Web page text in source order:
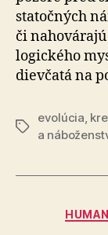
statočných
či
logického
dievčatá na
Značky
evolúcia
a